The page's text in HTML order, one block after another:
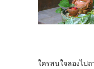
ใครสนใจลองไป